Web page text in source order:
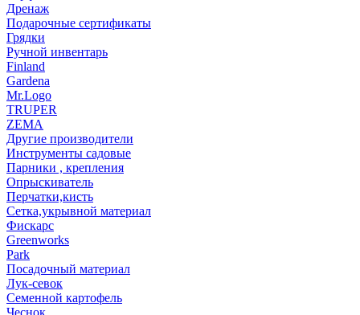
Дренаж
Подарочные сертификаты
Грядки
Ручной инвентарь
Finland
Gardena
Mr.Logo
TRUPER
ZEMA
Другие производители
Инструменты садовые
Парники , крепления
Опрыскиватель
Перчатки,кисть
Сетка,укрывной материал
Фискарс
Greenworks
Park
Посадочный материал
Лук-севок
Семенной картофель